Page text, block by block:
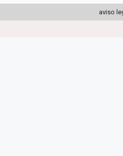
aviso